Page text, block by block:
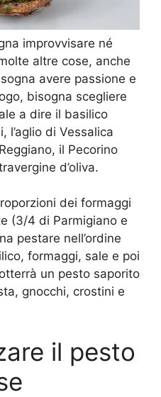
improvvisare né
altre cose, anche
avere passione e
bisogna scegliere
a dire il basilico
l’aglio di Vessalica
il Pecorino
d’oliva.
dei formaggi
(3/4 di Parmigiano e
pestare nell’ordine
formaggi, sale e poi
un pesto saporito
gnocchi, crostini e
il pesto